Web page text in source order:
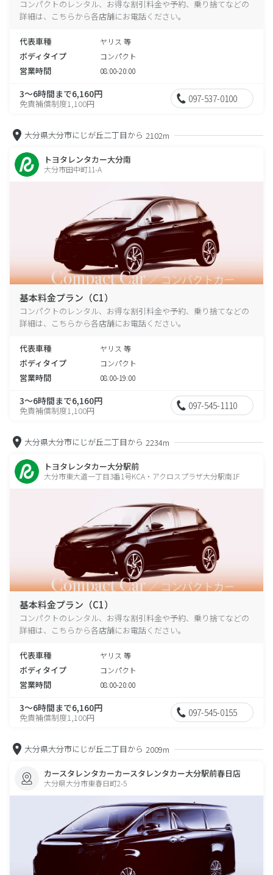
コンパクトのレンタル、お得な割引料金や予約、乗り捨てなどの
詳細は、こちらから各店舗にお電話ください。
代表車種 ヤリス 等
ボディタイプ コンパクト
営業時間 08:00-20:00
3～6時間まで6,160円
免責補償制度1,100円 097-537-0100
大分県大分市にじが丘二丁目から 2102m
トヨタレンタカー大分南
大分市田中町11-A
基本料金プラン（C1）
コンパクトのレンタル、お得な割引料金や予約、乗り捨てなどの
詳細は、こちらから各店舗にお電話ください。
代表車種 ヤリス 等
ボディタイプ コンパクト
営業時間 08:00-19:00
3～6時間まで6,160円
免責補償制度1,100円 097-545-1110
大分県大分市にじが丘二丁目から 2234m
トヨタレンタカー大分駅前
大分市東大道一丁目3番1号KCA・アクロスプラザ大分駅南1F
基本料金プラン（C1）
コンパクトのレンタル、お得な割引料金や予約、乗り捨てなどの
詳細は、こちらから各店舗にお電話ください。
代表車種 ヤリス 等
ボディタイプ コンパクト
営業時間 08:00-20:00
3～6時間まで6,160円
免責補償制度1,100円 097-545-0155
大分県大分市にじが丘二丁目から 2009m
カースタレンタカーカースタレンタカー大分駅前春日店
大分県大分市東春日町2-5